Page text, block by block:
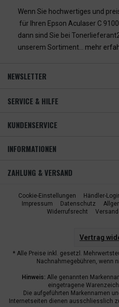
Wenn Sie hochwertiges und
für Ihren Epson Aculaser C
dann sind Sie bei
unserem Sortiment... mehr
NEWSLETTER
SERVICE & HILFE
KUNDENSERVICE
INFORMATIONEN
ZAHLUNG & VERSAND
Cookie-Einstellungen Händler-
Impressum
Datenschutz
Widerrufsrecht
Vertrag
* Alle Preise inkl. gesetzl.
Nachnahmegebühren, wenn
Hinweis: Alle genannten
eingetragene
Die aufgeführten Markennamen
Internetseiten dienen ausschliesslich